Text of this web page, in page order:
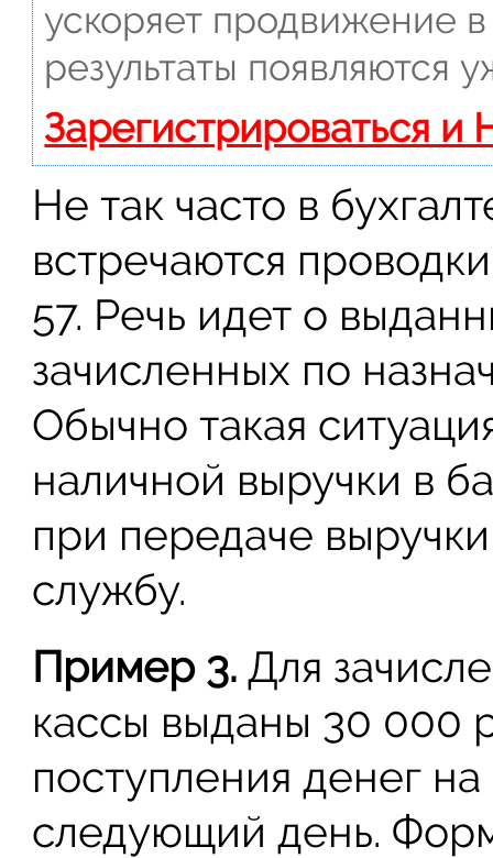
ускоряет продвижение
результаты появляются
Зарегистрироваться и
Не так часто в
встречаются
57. Речь идет о
зачисленных по
Обычно такая
наличной выручки в
при передаче
службу.
Пример 3. Для
кассы выданы 30 000
поступления денег
следующий день.